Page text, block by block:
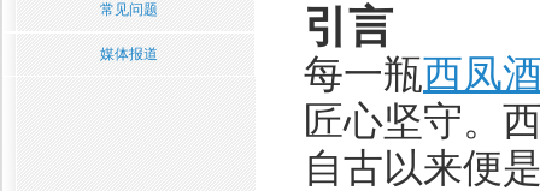
常见问题
媒体报道
引言
每一瓶西凤
匠心坚守。
自古以来便